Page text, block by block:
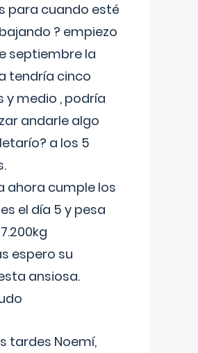
para cuando esté
? empiezo
septiembre la
tendría cinco
y medio , podría
andarle algo
a los 5
ahora cumple los
el día 5 y pesa
espero su
ansiosa.
tardes Noemí,